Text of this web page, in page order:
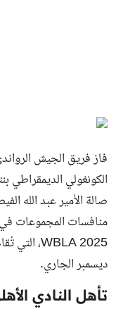
صالة الأمير عبد الله
منافسات المجموعات في
ديسمبر الجاري.
تأهل النادي